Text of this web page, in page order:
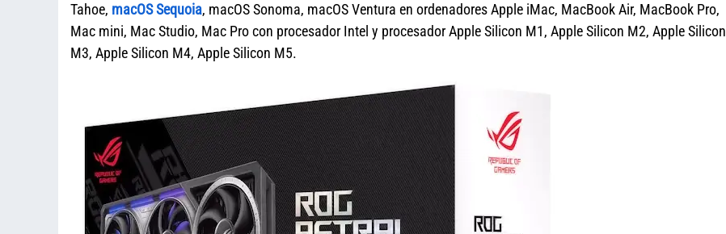
Tahoe, macOS Sequoia, macOS Sonoma, macOS Ventura en ordenadores Apple iMac, MacBook Air, MacBook Pro,
Mac mini, Mac Studio, Mac Pro con procesador Intel y procesador Apple Silicon M1, Apple Silicon M2, Apple Silicon
M3, Apple Silicon M4, Apple Silicon M5.